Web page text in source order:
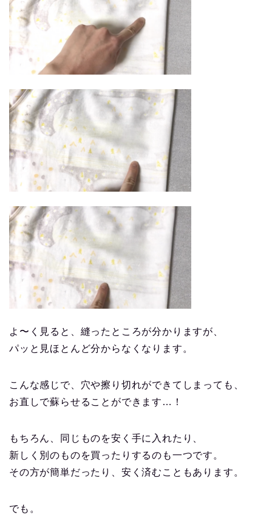
よ〜く見ると、縫ったところが分かりますが、
パッと見ほとんど分からなくなります。
こんな感じで、穴や擦り切れができてしまっても、
お直しで蘇らせることができます…！
もちろん、同じものを安く手に入れたり、
新しく別のものを買ったりするのも一つです。
その方が簡単だったり、安く済むこともあります。
でも。